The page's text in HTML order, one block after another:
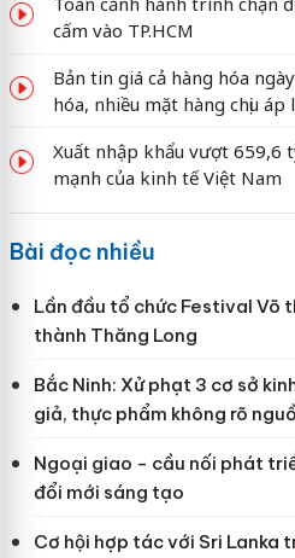
cấm vào TP.HCM
Bản tin giá cả hàng hóa
hóa, nhiều mặt hàng chịu áp
Xuất nhập khẩu vượt 659,6
mạnh của kinh tế Việt Nam
Bài đọc nhiều
Lần đầu tổ chức Festival Võ
thành Thăng Long
Bắc Ninh: Xử phạt 3 cơ sở
giả, thực phẩm không rõ
Ngoại giao - cầu nối phát
đổi mới sáng tạo
Cơ hội hợp tác với Sri Lanka